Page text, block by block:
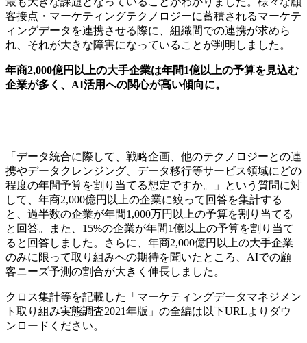
客接点・マーケティングテクノロジーに蓄積されるマーケテ
ィングデータを連携させる際に、組織間での連携が求めら
れ、それが大きな障害になっていることが判明しました。
年商2,000億円以上の大手企業は年間1億以上の予算を見込む
企業が多く、AI活用への関心が高い傾向に。
「データ統合に際して、戦略企画、他のテクノロジーとの連
携やデータクレンジング、データ移行等サービス領域にどの
程度の年間予算を割り当てる想定ですか。」という質問に対
して、年商2,000億円以上の企業に絞って回答を集計する
と、過半数の企業が年間1,000万円以上の予算を割り当てる
と回答。また、15%の企業が年間1億以上の予算を割り当て
ると回答しました。さらに、年商2,000億円以上の大手企業
のみに限って取り組みへの期待を聞いたところ、AIでの顧
客ニーズ予測の割合が大きく伸長しました。
クロス集計等を記載した「マーケティングデータマネジメン
ト取り組み実態調査2021年版」の全編は以下URLよりダウ
ンロードください。